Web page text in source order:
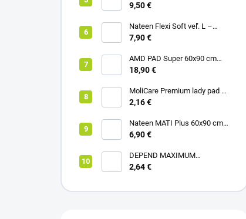
nohavičky plienkové (10ks)
9,50 €
Nateen Flexi Soft veľ. L –
nohavičky plienkové (10ks)
7,90 €
AMD PAD Super 60x90 cm
podložka pod pacienta (30ks)
18,90 €
MoliCare Premium lady pad 3
kvapky inkontinenčné vložky
2,16 €
Nateen MATI Plus 60x90 cm
podložka pod pacienta (10ks)
6,90 €
DEPEND MAXIMUM
inkontinenčné vložky pre ženy,
6ks
2,64 €